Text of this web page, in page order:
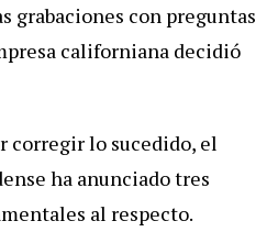
grabaciones con preguntas
californiana decidió
corregir lo sucedido, el
ha anunciado tres
al respecto.